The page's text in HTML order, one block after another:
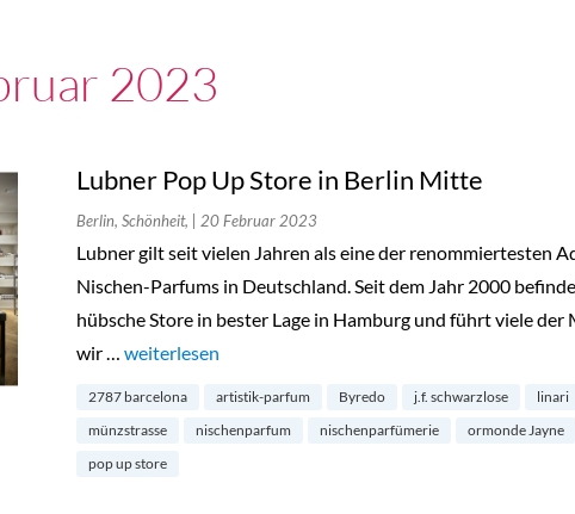
2023
Lubner Pop Up Store in Berlin Mitte
Berlin, Schönheit, | 20 Februar 2023
Lubner gilt seit vielen Jahren als eine der renommiertesten
Nischen-Parfums in Deutschland. Seit dem Jahr 2000
hübsche Store in bester Lage in Hamburg und führt viele der
wir … „Lubner Pop Up Store in Berlin Mitte“
weiterlesen
2787 barcelona artistik-parfum Byredo j.f. schwarzlose linari
münzstrasse
nischenparfum nischenparfümerie
ormonde Jayne
pop up store